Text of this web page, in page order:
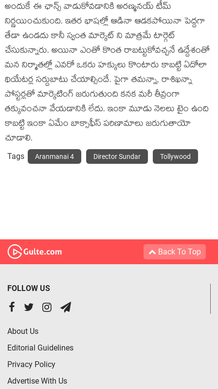
అందుకే ఈ ఛాన్స్ వాడుకోవడానికి అరణ్మనయ్ టీమ్
నిర్ణయించుకుంది. ఇతర భాషల్లో ఆడినా ఆడకపోయినా పెద్దగా
తేడా ఉండదు కానీ స్వంత మార్కెట్ ని మాత్రమే టార్గెట్
చేసుకున్నారు. అయినా ఎంతో కొంత రాబట్టుకోవచ్చనే ఉద్దేశంతో
మన నిర్మాతల్లో ఎవరో ఒకరు హక్కులు కొంటారు కాబట్టి ఏదోలా
థియేటర్ల సర్దుబాటు చేయాల్సిందే. పైగా తమన్నా, రాశిఖన్నా
పోస్టర్లతో మార్కెటింగ్ జరుగుతుంది కనక మరీ తీవ్రంగా
తక్కువంచనా వేయడానికి లేదు. ఇంకా మూడు నెలలు టైం ఉంది
కాబట్టి ఇంకా ఏమేం బాక్సాఫీస్ పరిణామాలు జరుగుతాయో
చూడాలి.
Tags Aranmanai 4 Director Sundar Tollywood
Back To Top
FOLLOW US
About Us
Editorial Guidelines
Privacy Policy
Advertise With Us